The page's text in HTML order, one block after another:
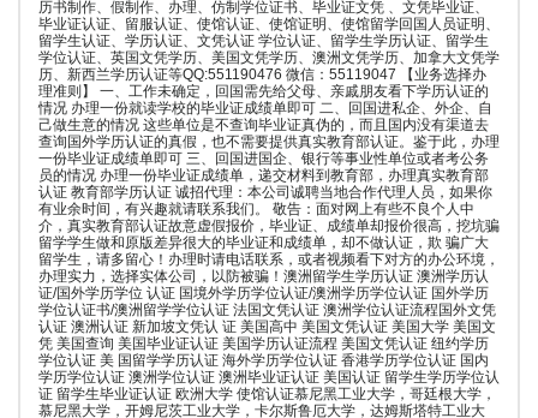
历书制作、假制作、办理、仿制学位证书、毕业证文凭 、文凭毕业证、
毕业证认证、留服认证、使馆认证、使馆证明、使馆留学回国人员证明、
留学生认证、学历认证、文凭认证 学位认证、留学生学历认证、留学生
学位认证、英国文凭学历、美国文凭学历、澳洲文凭学历、加拿大文凭学
历、新西兰学历认证等QQ:551190476 微信：55119047 【业务选择办
理准则】 一、工作未确定，回国需先给父母、亲戚朋友看下学历认证的
情况 办理一份就读学校的毕业证成绩单即可 二、回国进私企、外企、自
己做生意的情况 这些单位是不查询毕业证真伪的，而且国内没有渠道去
查询国外学历认证的真假，也不需要提供真实教育部认证。鉴于此，办理
一份毕业证成绩单即可 三、回国进国企、银行等事业性单位或者考公务
员的情况 办理一份毕业证成绩单，递交材料到教育部，办理真实教育部
认证 教育部学历认证 诚招代理：本公司诚聘当地合作代理人员，如果你
有业余时间，有兴趣就请联系我们。 敬告：面对网上有些不良个人中
介，真实教育部认证故意虚假报价，毕业证、成绩单却报价很高，挖坑骗
留学学生做和原版差异很大的毕业证和成绩单，却不做认证，欺 骗广大
留学生，请多留心！办理时请电话联系，或者视频看下对方的办公环境，
办理实力，选择实体公司，以防被骗！澳洲留学生学历认证 澳洲学历认
证/国外学历学位 认证 国境外学历学位认证/澳洲学历学位认证 国外学历
学位认证书/澳洲留学学位认证 法国文凭认证 澳洲学位认证流程国外文凭
认证 澳洲认证 新加坡文凭认 证 美国高中 美国文凭认证 美国大学 美国文
凭 美国查询 美国毕业证认证 美国学历认证流程 美国文凭认证 纽约学历
学位认证 美 国留学学历认证 海外学历学位认证 香港学历学位认证 国内
学历学位认证 澳洲学位认证 澳洲毕业证认证 美国认证 留学生学历学位认
证 留学生毕业证认证 欧洲大学 使馆认证慕尼黑工业大学，哥廷根大学，
慕尼黑大学，开姆尼茨工业大学，卡尔斯鲁厄大学，达姆斯塔特工业大